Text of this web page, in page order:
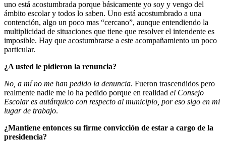
uno está acostumbrada porque básicamente yo soy y vengo del
ámbito escolar y todos lo saben. Uno está acostumbrado a una
contención, algo un poco mas “cercano”, aunque entendiendo la
multiplicidad de situaciones que tiene que resolver el intendente es
imposible. Hay que acostumbrarse a este acompañamiento un poco
particular.
¿A usted le pidieron la renuncia?
No, a mí no me han pedido la denuncia. Fueron trascendidos pero
realmente nadie me lo ha pedido porque en realidad el Consejo
Escolar es autárquico con respecto al municipio, por eso sigo en mi
lugar de trabajo.
¿Mantiene entonces su firme convicción de estar a cargo de la
presidencia?